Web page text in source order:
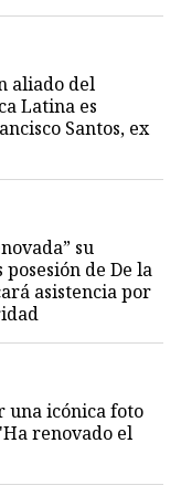
aliado del
Latina es
Santos, ex
su
de De la
asistencia por
una icónica foto
renovado el